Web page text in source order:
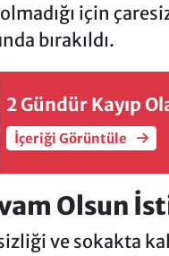
için
bırakıldı.
2 Gündür Kayıp
İçeriği Görüntüle
Olsun
ve sokakta